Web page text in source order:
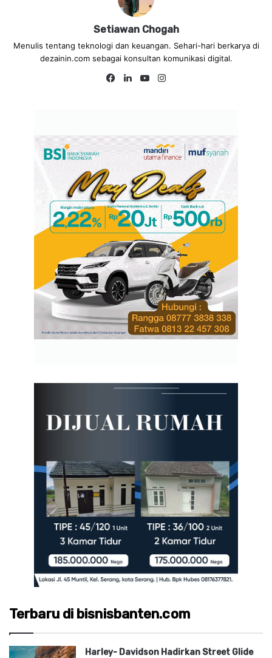
Setiawan Chogah
Menulis tentang teknologi dan keuangan. Sehari-hari berkarya di
dezainin.com sebagai konsultan komunikasi digital.
Fa
Lin
Yo
Terbaru di bisnisbanten.com
Harley- Davidson Hadirkan Street Glide